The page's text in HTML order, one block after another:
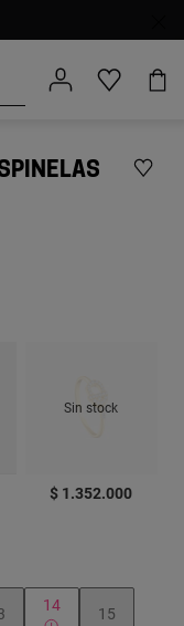
Sin stock
$ 1.352.000
14 15